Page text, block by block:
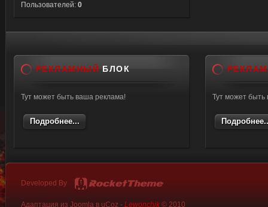
Пользователей: 0
РЕКЛАМНЫЙ БЛОК
Тут может быть ваша реклама!
Подробнее...
Тут может
Developed By
Адаптация из Joomla в uCoz - Lewonchik© 2010